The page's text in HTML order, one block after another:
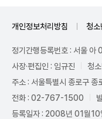
개인정보처리방침 청소
정기간행등록번호 : 서울
사장·편집인 : 임규진
청
주소 : 서울특별시 종로구
전화 : 02-767-1500
등록일자 : 2008년 01월10